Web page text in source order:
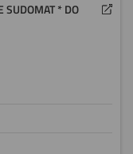
SUDOMAT * DO